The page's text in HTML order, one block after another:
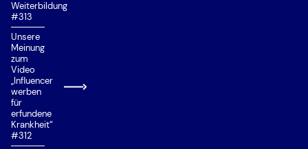
Weiterbildung
#313
Unsere
Meinung
zum
Video
„Influencer
werben
für
erfundene
Krankheit“
#312